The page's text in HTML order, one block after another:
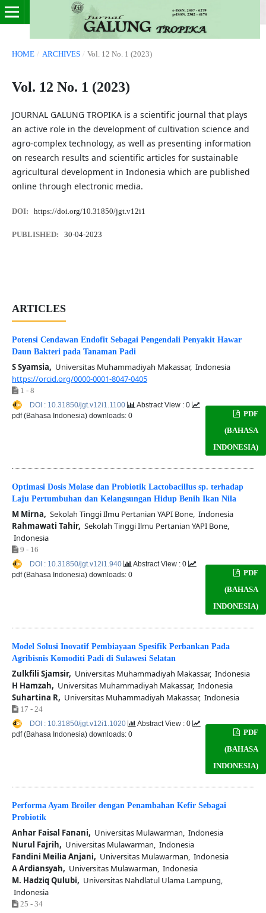
HOME / ARCHIVES / Vol. 12 No. 1 (2023)
Vol. 12 No. 1 (2023)
JOURNAL GALUNG TROPIKA is a scientific journal that plays
an active role in the development of cultivation science and
agro-complex technology, as well as presenting information
on research results and scientific articles for sustainable
agricultural development in Indonesia which are published
online through electronic media.
DOI: https://doi.org/10.31850/jgt.v12i1
PUBLISHED: 30-04-2023
ARTICLES
Potensi Cendawan Endofit Sebagai Pengendali Penyakit Hawar
Daun Bakteri pada Tanaman Padi
S Syamsia, Universitas Muhammadiyah Makassar, Indonesia
https://orcid.org/0000-0001-8047-0405
1 - 8
PDF
(BAHASA
INDONESIA)
DOI : 10.31850/jgt.v12i1.1100
Abstract View : 0
pdf (Bahasa Indonesia) downloads: 0
Optimasi Dosis Molase dan Probiotik Lactobacillus sp. terhadap
Laju Pertumbuhan dan Kelangsungan Hidup Benih Ikan Nila
M Mirna, Sekolah Tinggi Ilmu Pertanian YAPI Bone, Indonesia
Rahmawati Tahir, Sekolah Tinggi Ilmu Pertanian YAPI Bone,
Indonesia
9 - 16
PDF
(BAHASA
INDONESIA)
DOI : 10.31850/jgt.v12i1.940
Abstract View : 0
pdf (Bahasa Indonesia) downloads: 0
Model Solusi Inovatif Pembiayaan Spesifik Perbankan Pada
Agribisnis Komoditi Padi di Sulawesi Selatan
Zulkfili Sjamsir, Universitas Muhammadiyah Makassar, Indonesia
H Hamzah, Universitas Muhammadiyah Makassar, Indonesia
Suhartina R, Universitas Muhammadiyah Makassar, Indonesia
17 - 24
PDF
(BAHASA
INDONESIA)
DOI : 10.31850/jgt.v12i1.1020
Abstract View : 0
pdf (Bahasa Indonesia) downloads: 0
Performa Ayam Broiler dengan Penambahan Kefir Sebagai
Probiotik
Anhar Faisal Fanani, Universitas Mulawarman, Indonesia
Nurul Fajrih, Universitas Mulawarman, Indonesia
Fandini Meilia Anjani, Universitas Mulawarman, Indonesia
A Ardiansyah, Universitas Mulawarman, Indonesia
M. Hadziq Qulubi, Universitas Nahdlatul Ulama Lampung,
Indonesia
25 - 34